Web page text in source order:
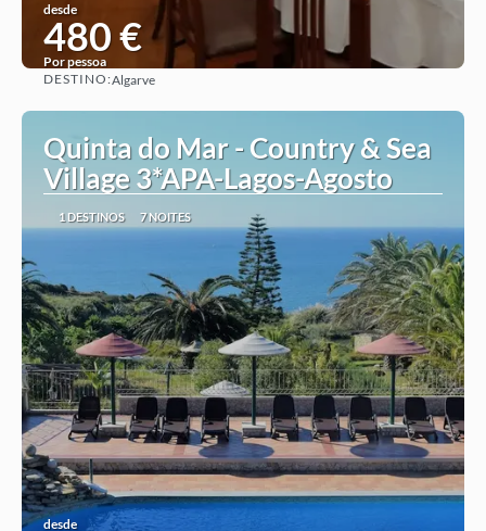
desde
480 €
Por pessoa
DESTINO:Algarve
Quinta do Mar - Country & Sea
Village 3*APA-Lagos-Agosto
1 DESTINOS 7 NOITES
desde